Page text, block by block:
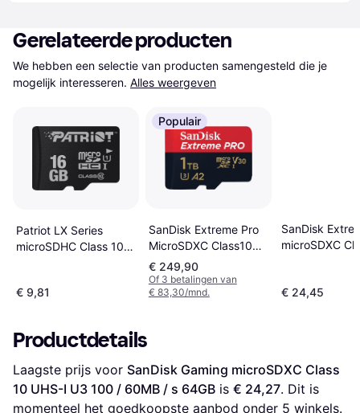
Gerelateerde producten
We hebben een selectie van producten samengesteld die je
mogelijk interesseren. Alles weergeven
Patriot LX Series
microSDHC Class 10
€ 9,81
Populair
SanDisk Extreme Pro
MicroSDXC Class10
UHS-I U3 V30 A2
200/140MB/s 1TB
+SD adapter
€ 249,90
Of 3 betalingen van
€ 83,30/mnd.
SanDisk
microSDXC
€ 24,45
Productdetails
Laagste prijs voor SanDisk Gaming microSDXC Class
10 UHS-I U3 100 / 60MB / s 64GB is € 24,27. Dit is
momenteel het goedkoopste aanbod onder 5 winkels.